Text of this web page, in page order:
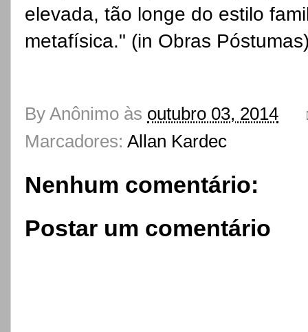
elevada, tão longe do estilo
metafísica." (in Obras
By Anônimo às outubro 03, 2014
Marcadores: Allan Kardec
Nenhum comentário:
Postar um comentário